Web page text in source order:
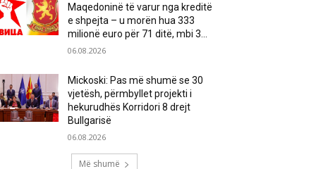
Maqedoninë të varur nga kreditë
e shpejta – u morën hua 333
milionë euro për 71 ditë, mbi 3...
06.08.2026
Mickoski: Pas më shumë se 30
vjetësh, përmbyllet projekti i
hekurudhës Korridori 8 drejt
Bullgarisë
06.08.2026
Më shumë